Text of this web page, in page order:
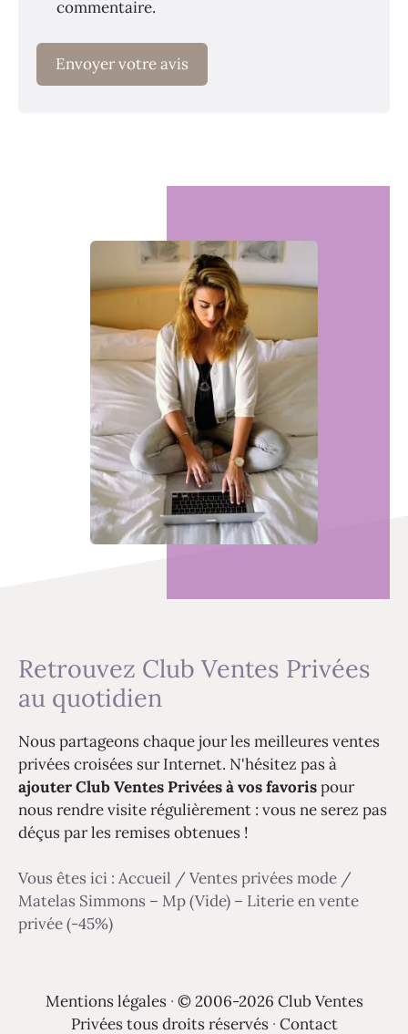
commentaire.
Retrouvez Club Ventes Privées
au quotidien
Nous partageons chaque jour les meilleures ventes
privées croisées sur Internet. N'hésitez pas à
ajouter Club Ventes Privées à vos favorispour
nous rendre visite régulièrement : vous ne serez pas
déçus par les remises obtenues !
Vous êtes ici : Accueil / Ventes privées mode /
Matelas Simmons – Mp (Vide) – Literie en vente
privée (-45%)
Mentions légales · © 2006-2026 Club Ventes
Privées tous droits réservés · Contact